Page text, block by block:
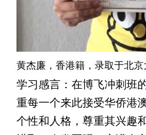
黄杰廉，香港籍，录取于北京
学习感言：在博飞冲刺班
重每一个来此接受华侨港
个性和人格，尊重其兴趣